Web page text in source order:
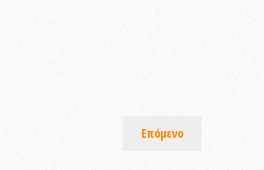
Επόμενο